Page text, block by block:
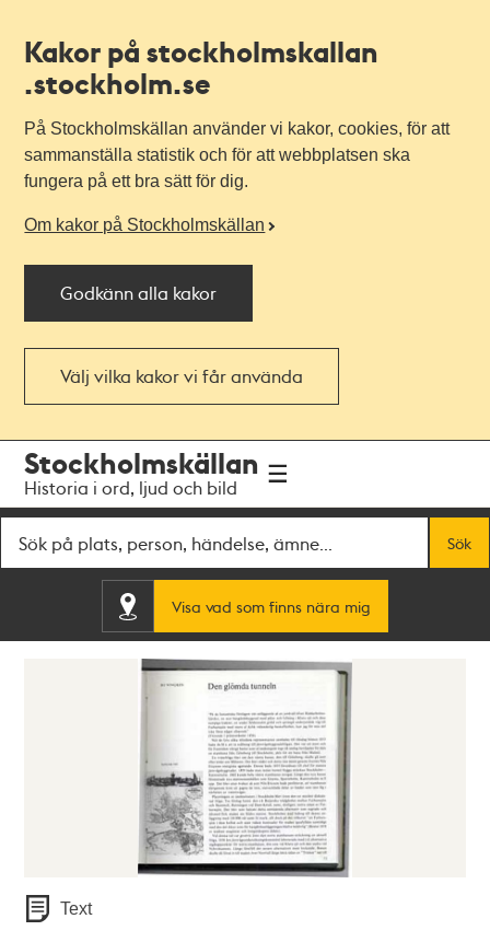
Kakor på stockholmskallan
.stockholm.se
På Stockholmskällan använder vi kakor, cookies, för att
sammanställa statistik och för att webbplatsen ska
fungera på ett bra sätt för dig.
Om kakor på Stockholmskällan
Godkänn alla kakor
Välj vilka kakor vi får använda
navigationen
huvudinnehållet
Stockholmskällan
Historia i ord, ljud och bild
Sök
Visa vad som finns nära mig
Text